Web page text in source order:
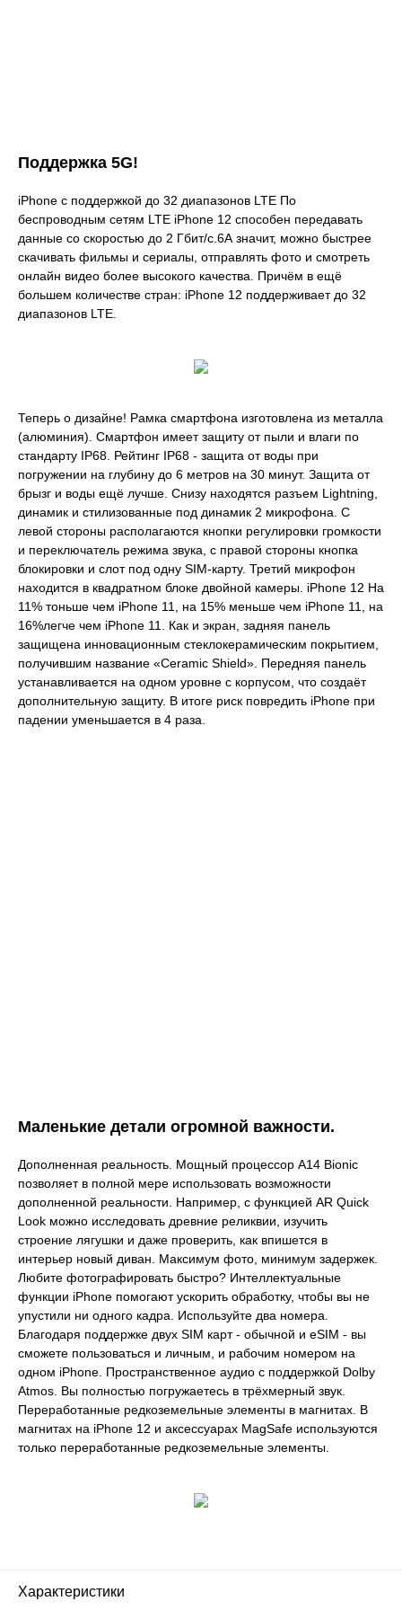
Поддержка 5G!
iPhone с поддержкой до 32 диапазонов LTE По
беспроводным сетям LTE iPhone 12 способен передавать
данные со скоростью до 2 Гбит/с.6А значит, можно быстрее
скачивать фильмы и сериалы, отправлять фото и смотреть
онлайн видео более высокого качества. Причём в ещё
большем количестве стран: iPhone 12 поддерживает до 32
диапазонов LTE.
Теперь о дизайне! Рамка смартфона изготовлена из металла
(алюминия). Смартфон имеет защиту от пыли и влаги по
стандарту IP68. Рейтинг IP68 - защита от воды при
погружении на глубину до 6 метров на 30 минут. Защита от
брызг и воды ещё лучше. Снизу находятся разъем Lightning,
динамик и стилизованные под динамик 2 микрофона. С
левой стороны располагаются кнопки регулировки громкости
и переключатель режима звука, с правой стороны кнопка
блокировки и слот под одну SIM-карту. Третий микрофон
находится в квадратном блоке двойной камеры. iPhone 12 На
11% тоньше чем iPhone 11, на 15% меньше чем iPhone 11, на
16%легче чем iPhone 11. Как и экран, задняя панель
защищена инновационным стеклокерамическим покрытием,
получившим название «Ceramic Shield». Передняя панель
устанавливается на одном уровне с корпусом, что создаёт
дополнительную защиту. В итоге риск повредить iPhone при
падении уменьшается в 4 раза.
Маленькие детали огромной важности.
Дополненная реальность. Мощный процессор A14 Bionic
позволяет в полной мере использовать возможности
дополненной реальности. Например, с функцией AR Quick
Look можно исследовать древние реликвии, изучить
строение лягушки и даже проверить, как впишется в
интерьер новый диван. Максимум фото, минимум задержек.
Любите фотографировать быстро? Интеллектуальные
функции iPhone помогают ускорить обработку, чтобы вы не
упустили ни одного кадра. Используйте два номера.
Благодаря поддержке двух SIM карт - обычной и eSIM - вы
сможете пользоваться и личным, и рабочим номером на
одном iPhone. Пространственное аудио с поддержкой Dolby
Atmos. Вы полностью погружаетесь в трёхмерный звук.
Переработанные редкоземельные элементы в магнитах. В
магнитах на iPhone 12 и аксессуарах MagSafe используются
только переработанные редкоземельные элементы.
Характеристики